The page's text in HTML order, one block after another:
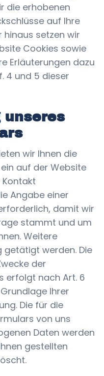
die erhobenen
auf Ihre
hinaus setzen wir
Cookies sowie
Erläuterungen dazu
4 und 5 dieser
unseres
wir Ihnen die
auf der Website
Angabe einer
damit wir
stammt und um
Weitere
getätigt werden. Die
der
erfolgt nach Art. 6
Grundlage Ihrer
Die für die
von uns
Daten werden
gestellten